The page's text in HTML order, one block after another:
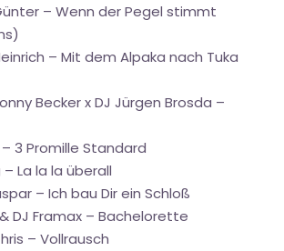
– Wenn der Pegel stimmt
– Mit dem Alpaka nach Tuka
Becker x DJ Jürgen Brosda –
3 Promille Standard
– La la la überall
– Ich bau Dir ein Schloß
DJ Framax – Bachelorette
– Vollrausch